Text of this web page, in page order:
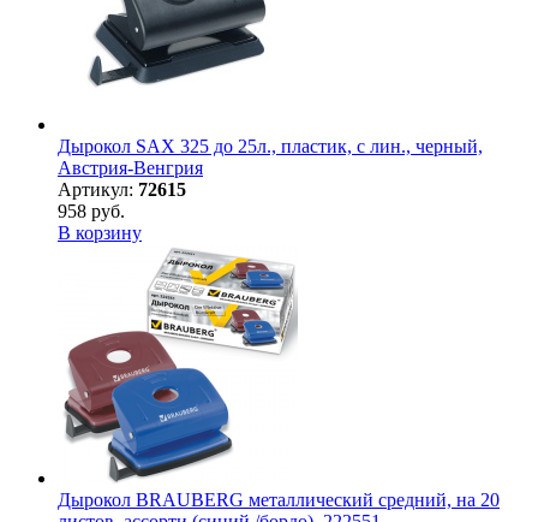
Дырокол SAX 325 до 25л., пластик, с лин., черный,
Австрия-Венгрия
Артикул: 72615
958 руб.
В корзину
Дырокол BRAUBERG металлический средний, на 20